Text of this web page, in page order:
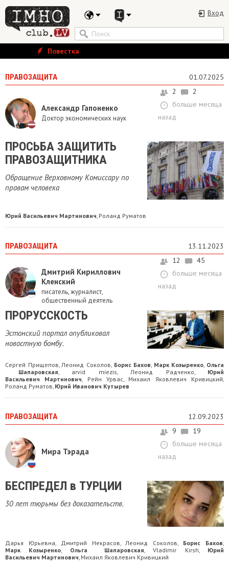
Вход
Повестка
ПРАВОЗАЩИТА 01.07.2025
Александр Гапоненко
Доктор экономических наук
2
2
больше месяца
назад
ПРОСЬБА ЗАЩИТИТЬ
ПРАВОЗАЩИТНИКА
Обращение Верховному Комиссару по
правам человека
Юрий Васильевич Мартинович Роланд Руматов
ПРАВОЗАЩИТА 13.11.2023
Дмитрий Кириллович
Кленский
писатель, журналист,
общественный деятель
12
45
больше месяца
назад
ПРОРУССКОСТЬ
Эстонский портал опубликовал
новостную бомбу.
Сергей Прищепов Леонид Соколов Борис Бахов Марк Козыренко Ольга
Шапаровская
arvid miezis Леонид Радченко
Юрий
Васильевич Мартинович
Рейн Урвас Михаил Яковлевич Кривицкий
Роланд Руматов Юрий Иванович Кутырев
ПРАВОЗАЩИТА 12.09.2023
Мира Тэрада
9
19
больше месяца
назад
БЕСПРЕДЕЛ в ТУРЦИИ
30 лет тюрьмы без доказательств.
Дарья Юрьевна, Дмитрий Некрасов,Леонид Соколов, Борис Бахов,
Марк Козыренко, Ольга Шапаровская,Vladimir Kirsh, Юрий
Васильевич Мартинович, Михаил Яковлевич Кривицкий